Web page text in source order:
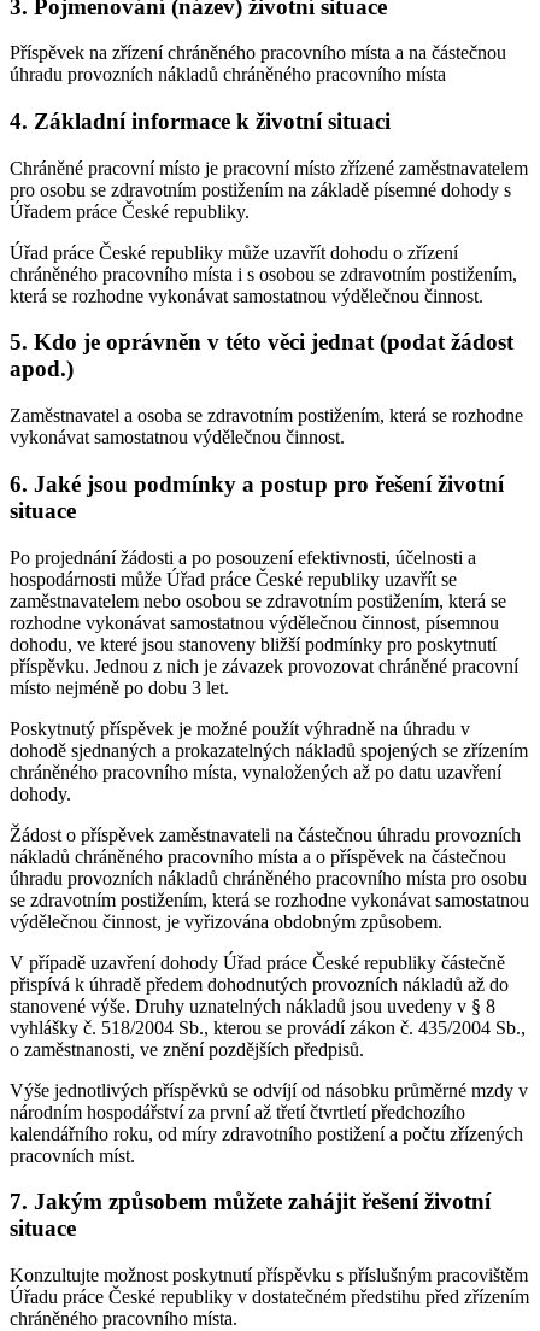
3. Pojmenování (název) životní situace
Příspěvek na zřízení chráněného pracovního místa a na částečnou
úhradu provozních nákladů chráněného pracovního místa
4. Základní informace k životní situaci
Chráněné pracovní místo je pracovní místo zřízené zaměstnavatelem
pro osobu se zdravotním postižením na základě písemné dohody s
Úřadem práce České republiky.
Úřad práce České republiky může uzavřít dohodu o zřízení
chráněného pracovního místa i s osobou se zdravotním postižením,
která se rozhodne vykonávat samostatnou výdělečnou činnost.
5. Kdo je oprávněn v této věci jednat (podat žádost
apod.)
Zaměstnavatel a osoba se zdravotním postižením, která se rozhodne
vykonávat samostatnou výdělečnou činnost.
6. Jaké jsou podmínky a postup pro řešení životní
situace
Po projednání žádosti a po posouzení efektivnosti, účelnosti a
hospodárnosti může Úřad práce České republiky uzavřít se
zaměstnavatelem nebo osobou se zdravotním postižením, která se
rozhodne vykonávat samostatnou výdělečnou činnost, písemnou
dohodu, ve které jsou stanoveny bližší podmínky pro poskytnutí
příspěvku. Jednou z nich je závazek provozovat chráněné pracovní
místo nejméně po dobu 3 let.
Poskytnutý příspěvek je možné použít výhradně na úhradu v
dohodě sjednaných a prokazatelných nákladů spojených se zřízením
chráněného pracovního místa, vynaložených až po datu uzavření
dohody.
Žádost o příspěvek zaměstnavateli na částečnou úhradu provozních
nákladů chráněného pracovního místa a o příspěvek na částečnou
úhradu provozních nákladů chráněného pracovního místa pro osobu
se zdravotním postižením, která se rozhodne vykonávat samostatnou
výdělečnou činnost, je vyřizována obdobným způsobem.
V případě uzavření dohody Úřad práce České republiky částečně
přispívá k úhradě předem dohodnutých provozních nákladů až do
stanovené výše. Druhy uznatelných nákladů jsou uvedeny v § 8
vyhlášky č. 518/2004 Sb., kterou se provádí zákon č. 435/2004 Sb.,
o zaměstnanosti, ve znění pozdějších předpisů.
Výše jednotlivých příspěvků se odvíjí od násobku průměrné mzdy v
národním hospodářství za první až třetí čtvrtletí předchozího
kalendářního roku, od míry zdravotního postižení a počtu zřízených
pracovních míst.
7. Jakým způsobem můžete zahájit řešení životní
situace
Konzultujte možnost poskytnutí příspěvku s příslušným pracovištěm
Úřadu práce České republiky v dostatečném předstihu před zřízením
chráněného pracovního místa.